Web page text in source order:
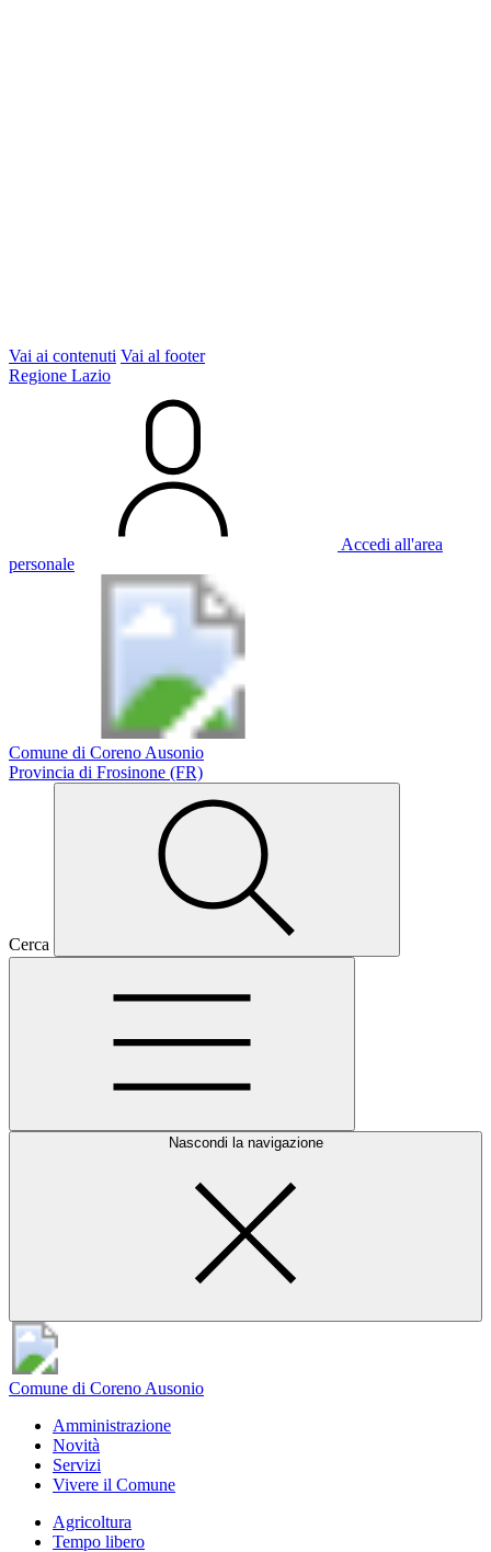
Vai ai contenuti Vai al footer
Regione Lazio
Accedi all'area
personale
Comune di Coreno Ausonio
Provincia di Frosinone (FR)
Cerca
Nascondi la navigazione
Comune di Coreno Ausonio
Amministrazione
Novità
Servizi
Vivere il Comune
Agricoltura
Tempo libero